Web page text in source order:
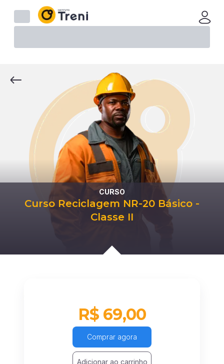
CURSO
Curso Reciclagem NR-20 Básico -
Classe II
R$ 69,00
Comprar agora
Adicionar ao carrinho